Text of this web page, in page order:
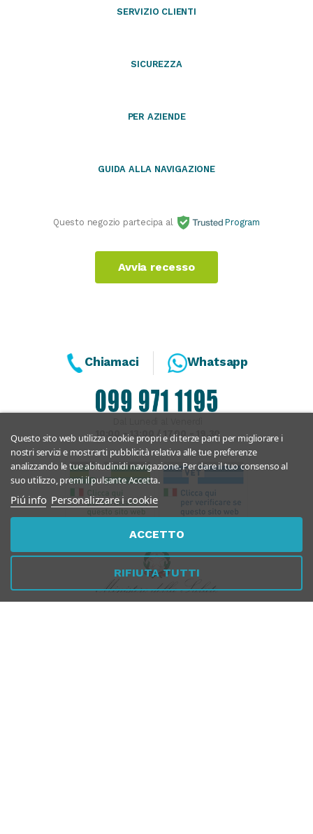
SERVIZIO CLIENTI
SICUREZZA
PER AZIENDE
GUIDA ALLA NAVIGAZIONE
Questo negozio partecipa al Program
Avvia recesso
Questo sito web utilizza cookie propri e di terze parti per migliorare i
nostri servizi e mostrarti pubblicità relativa alle tue preferenze
analizzando le tue abitudinidi navigazione. Per dare il tuo consenso al
suo utilizzo, premi il pulsante Accetta.
Piú info Personalizzare i cookie
RIFIUTA TUTTI
ACCETTO
Chiamaci Whatsapp
10:00 - 13:00 / 17.00 - 19.30